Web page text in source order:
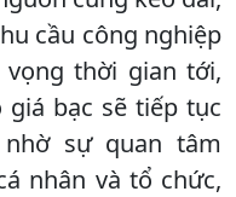
cầu công nghiệp
thời gian tới,
bạc sẽ tiếp tục
sự quan tâm
nhân và tổ chức,